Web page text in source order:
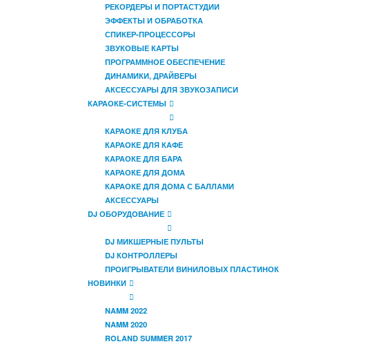
РЕКОРДЕРЫ И ПОРТАСТУДИИ
ЭФФЕКТЫ И ОБРАБОТКА
СПИКЕР-ПРОЦЕССОРЫ
ЗВУКОВЫЕ КАРТЫ
ПРОГРАММНОЕ ОБЕСПЕЧЕНИЕ
ДИНАМИКИ, ДРАЙВЕРЫ
АКСЕССУАРЫ ДЛЯ ЗВУКОЗАПИСИ
КАРАОКЕ-СИСТЕМЫ
КАРАОКЕ ДЛЯ КЛУБА
КАРАОКЕ ДЛЯ КАФЕ
КАРАОКЕ ДЛЯ БАРА
КАРАОКЕ ДЛЯ ДОМА
КАРАОКЕ ДЛЯ ДОМА С БАЛЛАМИ
АКСЕССУАРЫ
DJ ОБОРУДОВАНИЕ
DJ МИКШЕРНЫЕ ПУЛЬТЫ
DJ КОНТРОЛЛЕРЫ
ПРОИГРЫВАТЕЛИ ВИНИЛОВЫХ ПЛАСТИНОК
НОВИНКИ
NAMM 2022
NAMM 2020
ROLAND SUMMER 2017